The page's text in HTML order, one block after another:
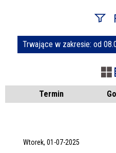
Szukana fraza
Kategoria
Trwające w zakresie: od
Termin
Wtorek, 01-07-2025